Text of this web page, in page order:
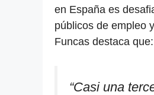
en España es
públicos de empleo
Funcas destaca que:
“Casi una